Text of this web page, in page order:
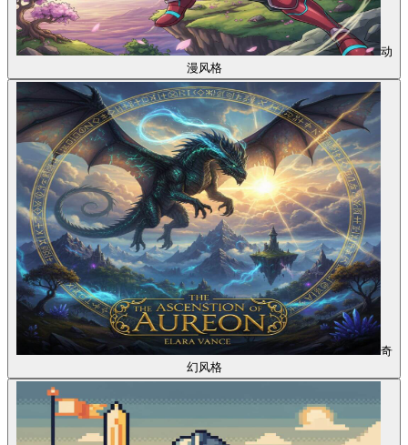
动
漫风格
奇
幻风格